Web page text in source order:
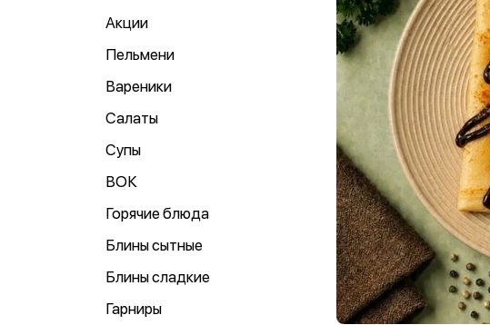
Акции
Пельмени
Вареники
Салаты
Супы
ВОК
Горячие блюда
Блины сытные
Блины сладкие
Гарниры